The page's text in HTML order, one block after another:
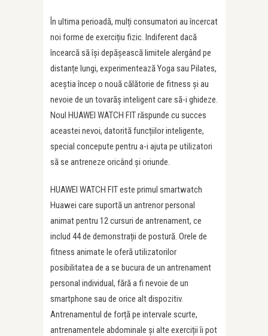
În ultima perioadă, mulți consumatori au încercat
noi forme de exercițiu fizic. Indiferent dacă
încearcă să își depășească limitele alergând pe
distanțe lungi, experimentează Yoga sau Pilates,
aceștia încep o nouă călătorie de fitness și au
nevoie de un tovarăș inteligent care să-i ghideze.
Noul HUAWEI WATCH FIT răspunde cu succes
aceastei nevoi, datorită funcțiilor inteligente,
special concepute pentru a-i ajuta pe utilizatori
să se antreneze oricând și oriunde.
HUAWEI WATCH FIT este primul smartwatch
Huawei care suportă un antrenor personal
animat pentru 12 cursuri de antrenament, ce
includ 44 de demonstrații de postură. Orele de
fitness animate le oferă utilizatorilor
posibilitatea de a se bucura de un antrenament
personal individual, fără a fi nevoie de un
smartphone sau de orice alt dispozitiv.
Antrenamentul de forță pe intervale scurte,
antrenamentele abdominale și alte exerciții îi pot